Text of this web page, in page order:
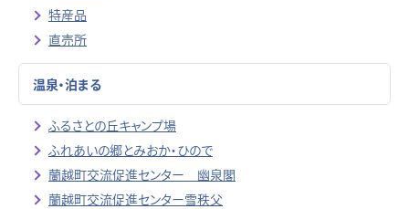
特産品
直売所
温泉・泊まる
ふるさとの丘キャンプ場
ふれあいの郷とみおか・ひので
蘭越町交流促進センター 幽泉閣
蘭越町交流促進センター雪秩父